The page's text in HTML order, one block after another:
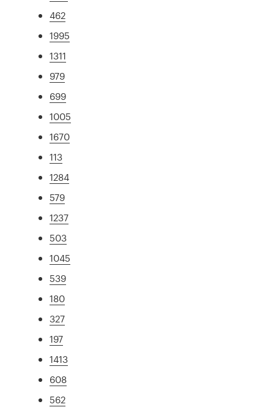
462
1995
1311
979
699
1005
1670
113
1284
579
1237
503
1045
539
180
327
197
1413
608
562